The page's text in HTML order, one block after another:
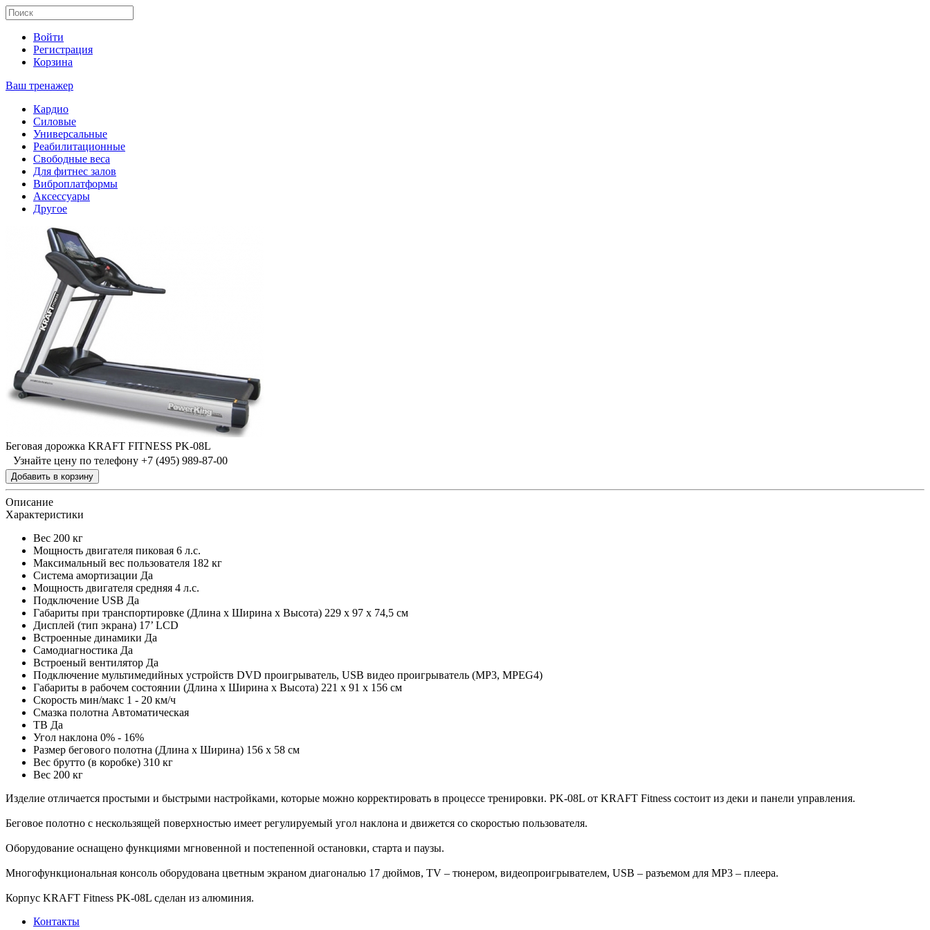
Войти
Регистрация
Корзина
Ваш тренажер
Кардио
Силовые
Универсальные
Реабилитационные
Свободные веса
Для фитнес залов
Виброплатформы
Аксессуары
Другое
Беговая дорожка KRAFT FITNESS PK-08L
Узнайте цену по телефону +7 (495) 989-87-00
Описание
Характеристики
Вес 200 кг
Мощность двигателя пиковая 6 л.с.
Максимальный вес пользователя 182 кг
Система амортизации Да
Мощность двигателя средняя 4 л.с.
Подключение USB Да
Габариты при транспортировке (Длина x Ширина x Высота) 229 х 97 х 74,5 см
Дисплей (тип экрана) 17’ LCD
Встроенные динамики Да
Самодиагностика Да
Встроеный вентилятор Да
Подключение мультимедийных устройств DVD проигрыватель, USB видео проигрыватель (MP3, MPEG4)
Габариты в рабочем состоянии (Длина x Ширина x Высота) 221 х 91 х 156 см
Скорость мин/макс 1 - 20 км/ч
Смазка полотна Автоматическая
ТВ Да
Угол наклона 0% - 16%
Размер бегового полотна (Длина х Ширина) 156 x 58 см
Вес брутто (в коробке) 310 кг
Вес 200 кг
Изделие отличается простыми и быстрыми настройками, которые можно корректировать в процессе тренировки. PK-08L от KRAFT Fitness состоит из деки и панели управления.
Беговое полотно с нескользящей поверхностью имеет регулируемый угол наклона и движется со скоростью пользователя.
Оборудование оснащено функциями мгновенной и постепенной остановки, старта и паузы.
Многофункциональная консоль оборудована цветным экраном диагональю 17 дюймов, TV – тюнером, видеопроигрывателем, USB – разъемом для MP3 – плеера.
Корпус KRAFT Fitness PK-08L сделан из алюминия.
Контакты